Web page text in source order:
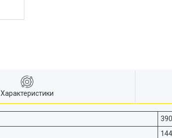
Характеристики